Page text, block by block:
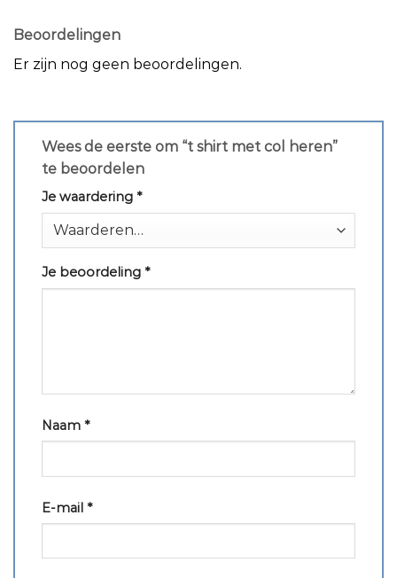
Beoordelingen
Er zijn nog geen beoordelingen.
Wees de eerste om “t shirt met col heren”
te beoordelen
Je waardering *
Je beoordeling *
Naam *
E-mail *